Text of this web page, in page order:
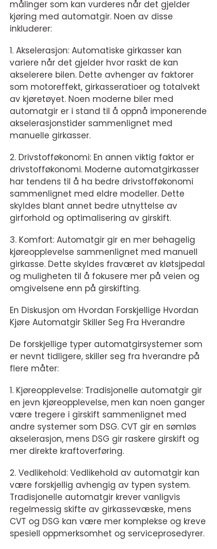
målinger som kan vurderes når det gjelder
kjøring med automatgir. Noen av disse
inkluderer:
1. Akselerasjon: Automatiske girkasser kan
variere når det gjelder hvor raskt de kan
akselerere bilen. Dette avhenger av faktorer
som motoreffekt, girkasseratioer og totalvekt
av kjøretøyet. Noen moderne biler med
automatgir er i stand til å oppnå imponerende
akselerasjonstider sammenlignet med
manuelle girkasser.
2. Drivstofføkonomi: En annen viktig faktor er
drivstofføkonomi. Moderne automatgirkasser
har tendens til å ha bedre drivstofføkonomi
sammenlignet med eldre modeller. Dette
skyldes blant annet bedre utnyttelse av
girforhold og optimalisering av girskift.
3. Komfort: Automatgir gir en mer behagelig
kjøreopplevelse sammenlignet med manuell
girkasse. Dette skyldes fraværet av kløtsjpedal
og muligheten til å fokusere mer på veien og
omgivelsene enn på girskifting.
En Diskusjon om Hvordan Forskjellige Hvordan
Kjøre Automatgir Skiller Seg Fra Hverandre
De forskjellige typer automatgirsystemer som
er nevnt tidligere, skiller seg fra hverandre på
flere måter:
1. Kjøreopplevelse: Tradisjonelle automatgir gir
en jevn kjøreopplevelse, men kan noen ganger
være tregere i girskift sammenlignet med
andre systemer som DSG. CVT gir en sømløs
akselerasjon, mens DSG gir raskere girskift og
mer direkte kraftoverføring.
2. Vedlikehold: Vedlikehold av automatgir kan
være forskjellig avhengig av typen system.
Tradisjonelle automatgir krever vanligvis
regelmessig skifte av girkassevæske, mens
CVT og DSG kan være mer komplekse og kreve
spesiell oppmerksomhet og serviceprosedyrer.